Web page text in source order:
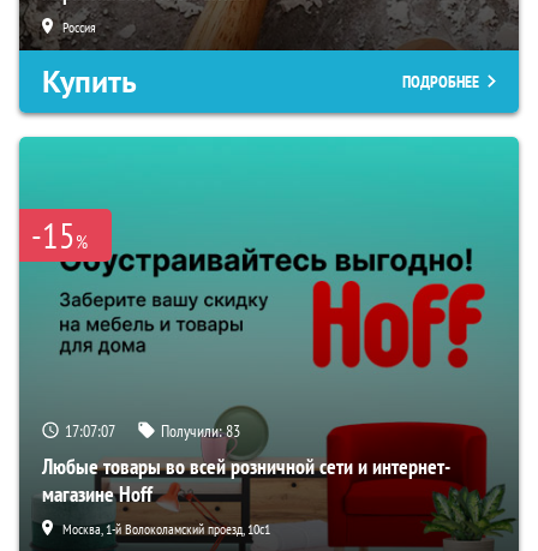
Россия
Купить ПОДРОБНЕЕ
-15%
17:07:06 Получили:83
Любые товары во всей розничной сети и интернет-
магазине Hoff
Москва, 1-й Волоколамский проезд, 10с1